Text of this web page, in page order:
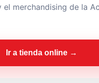
el merchandising de la
Ir a tienda online →